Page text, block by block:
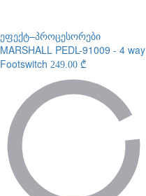
ეფექტ–პროცესორები
MARSHALL PEDL-91009 - 4 way
Footswitch 249.00 ₾